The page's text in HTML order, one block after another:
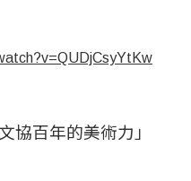
協百年的美術力」